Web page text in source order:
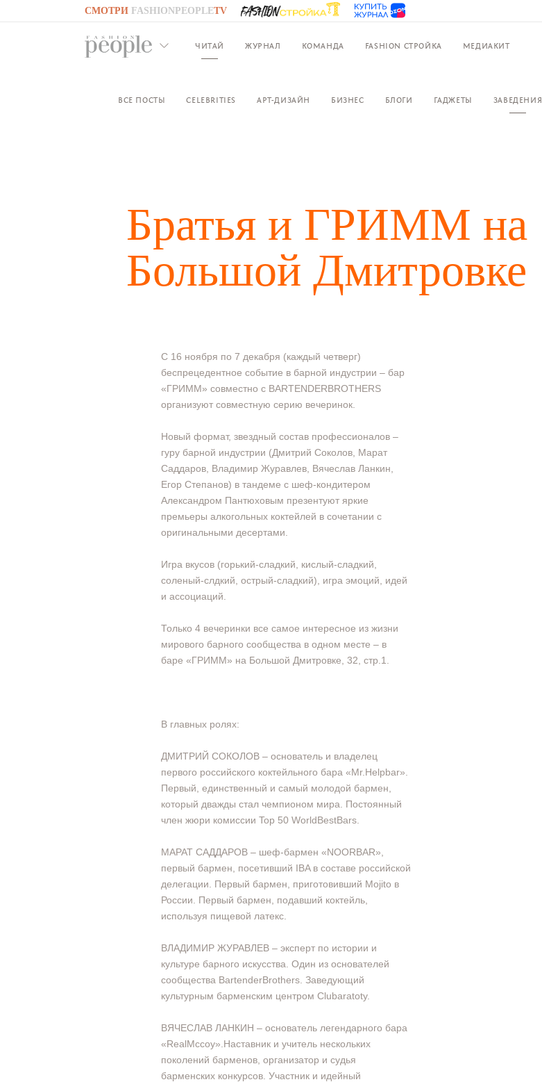
СМОТРИ FASHIONPEOPLETV
GO TO FASHIONPEOPLE
ЧИТАЙ ЖУРНАЛ КОМАНДА FASHION СТРОЙКА МЕДИАКИТ
ВСЕ ПОСТЫ CELEBRITIES АРТ-ДИЗАЙН БИЗНЕС БЛОГИ ГАДЖЕТЫ ЗАВЕДЕНИЯ
Братья и ГРИММ на
Большой Дмитровке
С 16 ноября по 7 декабря (каждый четверг)
беспрецедентное событие в барной индустрии – бар
«ГРИММ» совместно с BARTENDERBROTHERS
организуют совместную серию вечеринок.
Новый формат, звездный состав профессионалов –
гуру барной индустрии (Дмитрий Соколов, Марат
Саддаров, Владимир Журавлев, Вячеслав Ланкин,
Егор Степанов) в тандеме с шеф-кондитером
Александром Пантюховым презентуют яркие
премьеры алкогольных коктейлей в сочетании с
оригинальными десертами.
Игра вкусов (горький-сладкий, кислый-сладкий,
соленый-слдкий, острый-сладкий), игра эмоций, идей
и ассоциаций.
Только 4 вечеринки все самое интересное из жизни
мирового барного сообщества в одном месте – в
баре «ГРИММ» на Большой Дмитровке, 32, стр.1.
В главных ролях:
ДМИТРИЙ СОКОЛОВ – основатель и владелец
первого российского коктейльного бара «Mr.Helpbar».
Первый, единственный и самый молодой бармен,
который дважды стал чемпионом мира. Постоянный
член жюри комиссии Top 50 WorldBestBars.
МАРАТ САДДАРОВ – шеф-бармен «NOORBAR»,
первый бармен, посетивший IBA в составе российской
делегации. Первый бармен, приготовивший Mojito в
России. Первый бармен, подавший коктейль,
используя пищевой латекс.
ВЛАДИМИР ЖУРАВЛЕВ – эксперт по истории и
культуре барного искусства. Один из основателей
сообщества BartenderBrothers. Заведующий
культурным барменским центром Clubaratoty.
ВЯЧЕСЛАВ ЛАНКИН – основатель легендарного бара
«RealMccoy».Наставник и учитель нескольких
поколений барменов, организатор и судья
барменских конкурсов. Участник и идейный